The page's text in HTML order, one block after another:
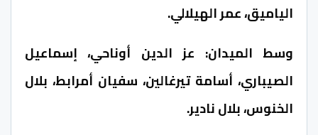
الياميق، عمر الهيلالي.
وسط الميدان: عز الدين أوناحي، إسماعيل
الصيباري، أسامة تيرغالين، سفيان أمرابط، بلال
الخنوس، بلال نادير.